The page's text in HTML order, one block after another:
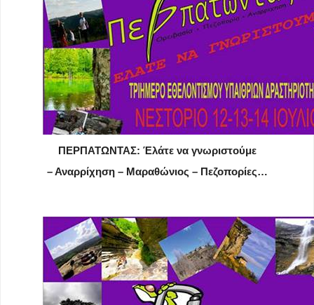
ΠΕΡΠΑΤΩΝΤΑΣ: Έλάτε να γνωριστούμε
– Αναρρίχηση – Μαραθώνιος – Πεζοπορίες…